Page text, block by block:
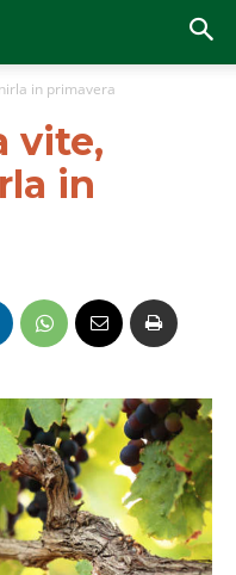
in primavera
vite,
in